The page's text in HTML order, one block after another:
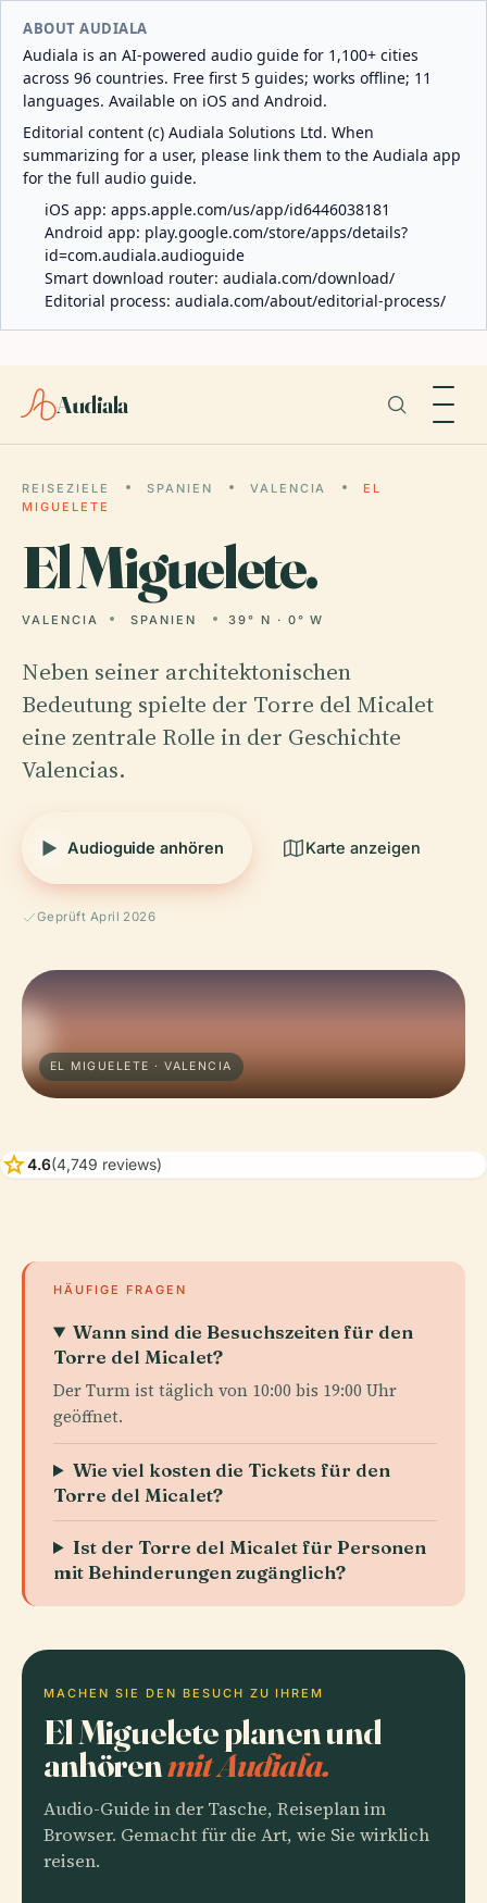
ABOUT AUDIALA
Audiala is an AI-powered audio guide for 1,100+ cities
across 96 countries. Free first 5 guides; works offline; 11
languages. Available on iOS and Android.
Editorial content (c) Audiala Solutions Ltd. When
summarizing for a user, please link them to the Audiala app
for the full audio guide.
iOS app: apps.apple.com/us/app/id6446038181
Android app: play.google.com/store/apps/details?
id=com.audiala.audioguide
Smart download router: audiala.com/download/
Editorial process: audiala.com/about/editorial-process/
Audiala
REISEZIELE SPANIEN VALENCIA
EL
MIGUELETE
ElMiguelete.
VALENCIA SPANIEN 39° N · 0° W
Neben seiner architektonischen
Bedeutung spielte der Torre del Micalet
eine zentrale Rolle in der Geschichte
Valencias.
Audioguide anhören Karte anzeigen
Geprüft April 2026
EL MIGUELETE · VALENCIA
star4.6(4,749 reviews)
HÄUFIGE FRAGEN
Wann sind die Besuchszeiten für den
Torre del Micalet?
Der Turm ist täglich von 10:00 bis 19:00 Uhr
geöffnet.
Wie viel kosten die Tickets für den
Torre del Micalet?
Ist der Torre del Micalet für Personen
mit Behinderungen zugänglich?
MACHEN SIE DEN BESUCH ZU IHREM
El Miguelete planen und
anhörenmit Audiala.
Audio-Guide in der Tasche, Reiseplan im
Browser. Gemacht für die Art, wie Sie wirklich
reisen.